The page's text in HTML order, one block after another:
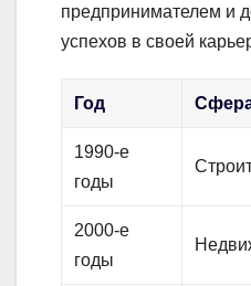
предпринимателем и
успехов в своей
Год
1990-е
годы
2000-е
годы